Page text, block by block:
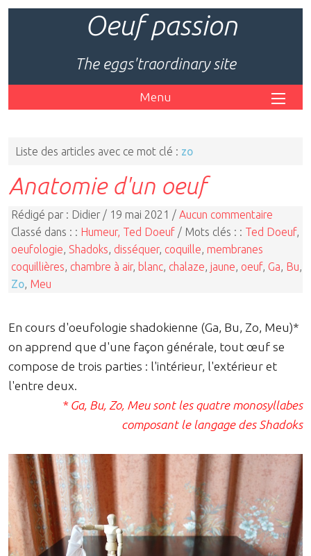
Oeuf passion
The eggs'traordinary site
Menu
Liste des articles avec ce mot clé : zo
Anatomie d'un oeuf
Rédigé par : Didier / 19 mai 2021 / Aucun commentaire
Classé dans : : Humeur, Ted Doeuf / Mots clés : : Ted Doeuf,
oeufologie Shadoks disséquer, coquille membranes
coquillières chambre à air, blanc chalaze jaune oeuf, Ga Bu
Zo Meu
En cours d'oeufologie shadokienne (Ga, Bu, Zo, Meu)*
on apprend que d'une façon générale, tout œuf se
compose de trois parties : l'intérieur, l'extérieur et
l'entre deux.
* Ga, Bu, Zo, Meu sont les quatre monosyllabes
composant le langage des Shadoks